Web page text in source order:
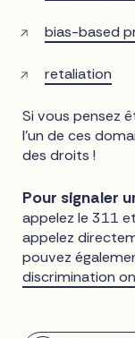
bias-based
retaliation
Si vous pensez
l'un de ces
des droits !
Pour signaler
appelez le 311
appelez
pouvez
discrimination